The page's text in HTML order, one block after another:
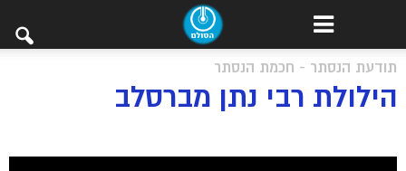
תודעת הנסתר - חכמת הנסתר
הילולת רבי נתן מברסלב